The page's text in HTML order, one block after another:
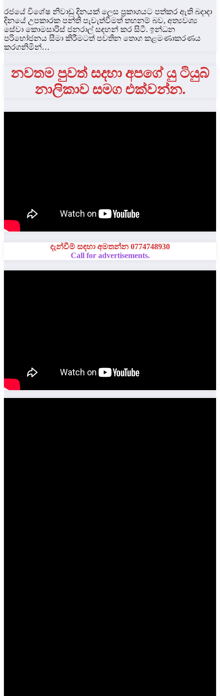
රජයේ විශේෂ නිවාඩු දිනයක් ලෙස ප්‍රකාශයට පත්කර ඇති බදාදා
දිනයේ උපකාරක පන්ති පැවැත්වීමත් තහනම් බව, අත්‍යවශ්‍ය
සේවා කොමසාරිස් ජනරාල් සඳහන් කර සිටී. ඉන්ධන
පරිභෝජනය සීමා කිරීමටත් පවතින තොග කළමණාකරණය
කරගනිමින්…
නවතම පුවත් සදහා අපගේ යු ටියුබ්
නාලිකාව සමග එක්වන්න.
දැන්වීම් සඳහා අමතන්න 0774748930
Call for advertisements.